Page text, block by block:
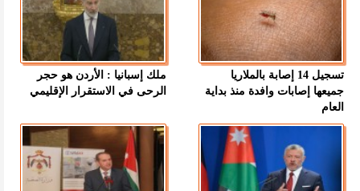
تسجيل 14 إصابة بالملاريا
جميعها إصابات وافدة منذ بداية
العام
ملك إسبانيا : الأردن هو حجر
الرحى في الاستقرار الإقليمي